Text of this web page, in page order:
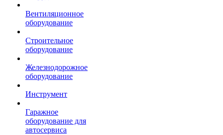
Вентиляционное
оборудование
Строительное
оборудование
Железнодорожное
оборудование
Инструмент
Гаражное
оборудование для
автосервиса